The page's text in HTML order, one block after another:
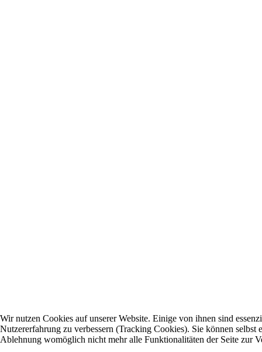
Wir nutzen Cookies auf unserer Website. Einige von ihnen sind
Nutzererfahrung zu verbessern (Tracking Cookies). Sie können selbst
Ablehnung womöglich nicht mehr alle Funktionalitäten der Seite zur